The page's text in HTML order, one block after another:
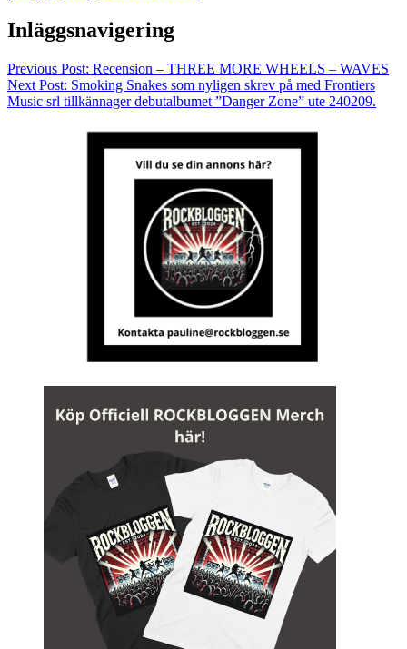
Inläggsnavigering
Previous Post: Recension – THREE MORE WHEELS – WAVES
Next Post: Smoking Snakes som nyligen skrev på med Frontiers
Music srl tillkännager debutalbumet ”Danger Zone” ute 240209.